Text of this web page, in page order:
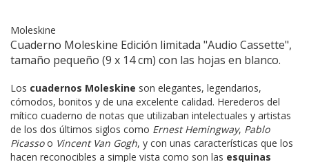
Moleskine
Cuaderno Moleskine Edición limitada "Audio Cassette",
tamaño pequeño (9 x 14 cm) con las hojas en blanco.
Los cuadernos Moleskine son elegantes, legendarios,
cómodos, bonitos y de una excelente calidad. Herederos del
mítico cuaderno de notas que utilizaban intelectuales y artistas
de los dos últimos siglos como Ernest Hemingway, Pablo
Picassoo Vincent Van Gogh, y con unas características que los
hacen reconocibles a simple vista como son las esquinas